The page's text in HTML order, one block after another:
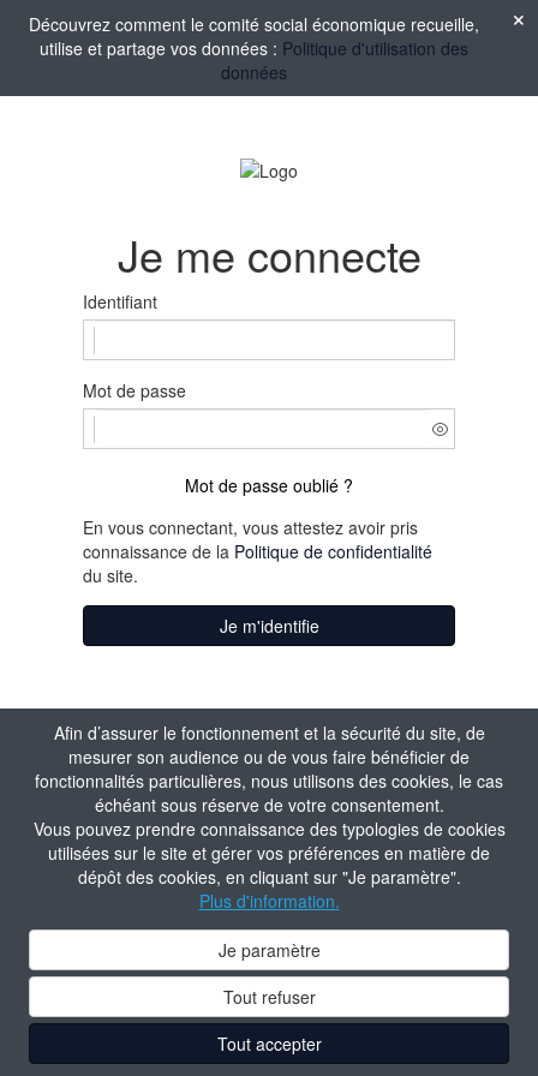
Afin d’assurer le fonctionnement et la sécurité du site, de
mesurer son audience ou de vous faire bénéficier de
fonctionnalités particulières, nous utilisons des cookies, le cas
échéant sous réserve de votre consentement.
Vous pouvez prendre connaissance des typologies de cookies
utilisées sur le site et gérer vos préférences en matière de
dépôt des cookies, en cliquant sur "Je paramètre".
Plus d'information.
Je paramètre
Tout refuser
Tout accepter
Découvrez comment le comité social économique recueille,
utilise et partage vos données : Politique d'utilisation des
données
Je me connecte
Identifiant
Mot de passe
Mot de passe oublié ?
En vous connectant, vous attestez avoir pris
connaissance de la Politique de confidentialité
du site.
Je m'identifie